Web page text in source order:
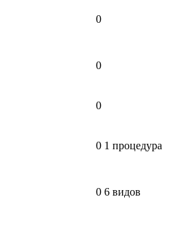
0
0
0
0 1 процедура
0 6 видов